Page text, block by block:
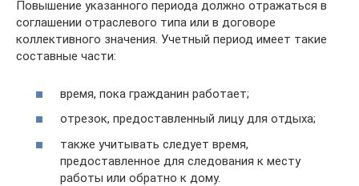
Повышение указанного периода должно отражаться в
соглашении отраслевого типа или в договоре
коллективного значения. Учетный период имеет такие
составные части:
время, пока гражданин работает;
отрезок, предоставленный лицу для отдыха;
также учитывать следует время,
предоставленное для следования к месту
работы или обратно к дому.